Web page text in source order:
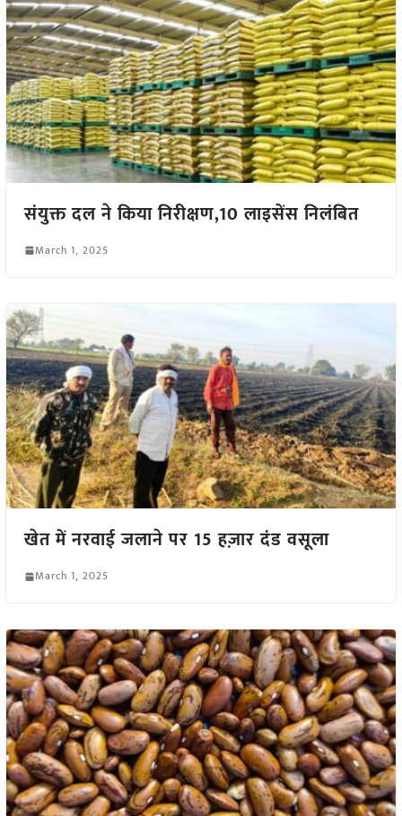
संयुक्त दल ने किया निरीक्षण,10 लाइसेंस निलंबित
March 1, 2025
खेत में नरवाई जलाने पर 15 हज़ार दंड वसूला
March 1, 2025